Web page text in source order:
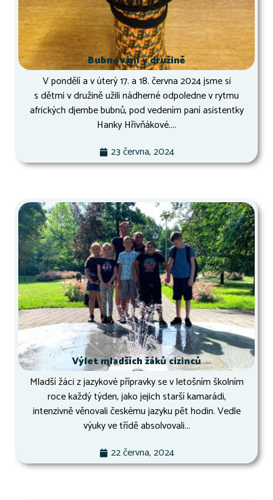
Bubnování v družině
V pondělí a v úterý 17. a 18. června 2024 jsme si
s dětmi v družině užili nádherné odpoledne v rytmu
afrických djembe bubnů, pod vedením paní asistentky
Hanky Hřivňákové....
23 června, 2024
Výlet mladších žáků cizinců
Mladší žáci z jazykové přípravky se v letošním školním
roce každý týden, jako jejich starší kamarádi,
intenzivně věnovali českému jazyku pět hodin. Vedle
výuky ve třídě absolvovali...
22 června, 2024